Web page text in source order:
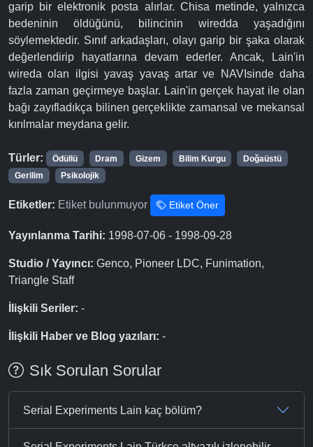
garip bir elektronik posta alırlar. Chisa metinde, yalnızca
bedeninin öldüğünü, bilincinin wiredda yaşadığını
söylemektedir. Sınıf arkadaşları, olayı garip bir şaka olarak
değerlendirip hayatlarına devam ederler. Ancak, Lain'in
wireda olan ilgisi yavaş yavaş artar ve NAVIsinde daha
fazla zaman geçirmeye başlar. Lain'in gerçek hayat ile olan
bağı zayıfladıkça bilinen gerçeklikte zamansal ve mekansal
kırılmalar meydana gelir.
Türler: Ödüllü Dram Gizem Bilim Kurgu
Doğaüstü
Gerilim
Psikolojik
Etiketler: Etiket bulunmuyor Etiket Öner
Yayınlanma Tarihi: 1998-07-06 - 1998-09-28
Studio / Yayıncı: Genco, Pioneer LDC, Funimation,
Triangle Staff
İlişkili Seriler: -
İlişkili Haber ve Blog yazıları: -
Sık Sorulan Sorular
Serial Experiments Lain kaç bölüm?